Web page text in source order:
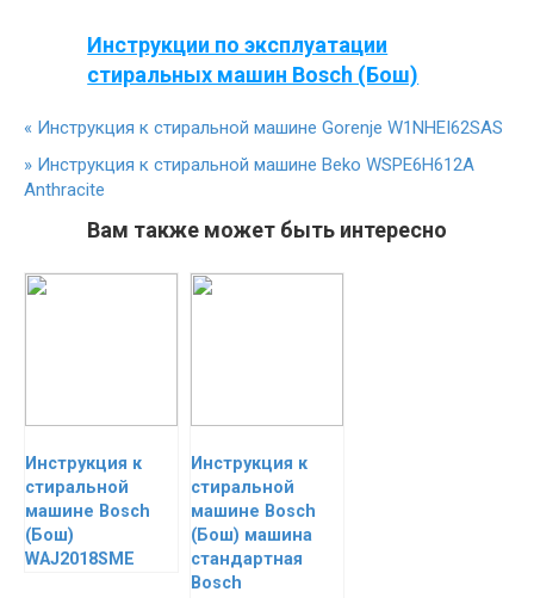
Инструкции по эксплуатации
стиральных машин Bosch (Бош)
« Инструкция к стиральной машине Gorenje W1NHEI62SAS
» Инструкция к стиральной машине Beko WSPE6H612A
Anthracite
Вам также может быть интересно
Инструкция к
стиральной
машине Bosch
(Бош)
WAJ2018SME
Инструкция к
стиральной
машине Bosch
(Бош) машина
стандартная
Bosch